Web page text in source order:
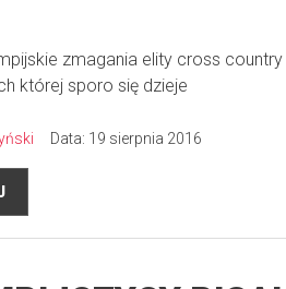
zmagania elity cross
której sporo się dzieje
Data: 19 sierpnia 2016